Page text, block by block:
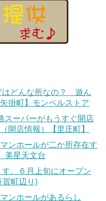
はどんな所なの？ 遊ん
掛町】モンベルストア
スーパーがもうすぐ開店
開店情報）【里庄町】
ンホールが二か所存在す
美星天文台
。６月上旬にオープン
賀町辺り)
ンホールがあるらし